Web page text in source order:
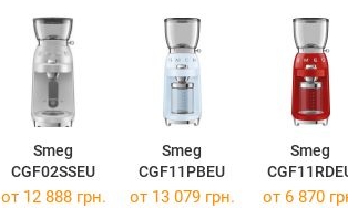
Smeg
CGF02SSEU
Smeg
CGF11PBEU
Smeg
от 12 888 грн. от 13 079 грн. от 6 870